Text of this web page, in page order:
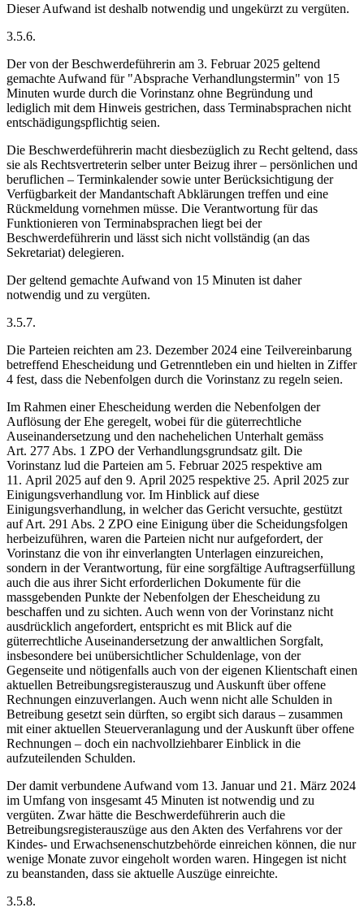
Dieser Aufwand ist deshalb notwendig und ungekürzt zu vergüten.
3.5.6.
Der von der Beschwerdeführerin am 3. Februar 2025 geltend
gemachte Aufwand für "Absprache Verhandlungstermin" von 15
Minuten wurde durch die Vorinstanz ohne Begründung und
lediglich mit dem Hinweis gestrichen, dass Terminabsprachen nicht
entschädigungspflichtig seien.
Die Beschwerdeführerin macht diesbezüglich zu Recht geltend, dass
sie als Rechtsvertreterin selber unter Beizug ihrer – persönlichen und
beruflichen – Terminkalender sowie unter Berücksichtigung der
Verfügbarkeit der Mandantschaft Abklärungen treffen und eine
Rückmeldung vornehmen müsse. Die Verantwortung für das
Funktionieren von Terminabsprachen liegt bei der
Beschwerdeführerin und lässt sich nicht vollständig (an das
Sekretariat) delegieren.
Der geltend gemachte Aufwand von 15 Minuten ist daher
notwendig und zu vergüten.
3.5.7.
Die Parteien reichten am 23. Dezember 2024 eine Teilvereinbarung
betreffend Ehescheidung und Getrenntleben ein und hielten in Ziffer
4 fest, dass die Nebenfolgen durch die Vorinstanz zu regeln seien.
Im Rahmen einer Ehescheidung werden die Nebenfolgen der
Auflösung der Ehe geregelt, wobei für die güterrechtliche
Auseinandersetzung und den nachehelichen Unterhalt gemäss
Art. 277 Abs. 1 ZPO der Verhandlungsgrundsatz gilt. Die
Vorinstanz lud die Parteien am 5. Februar 2025 respektive am
11. April 2025 auf den 9. April 2025 respektive 25. April 2025 zur
Einigungsverhandlung vor. Im Hinblick auf diese
Einigungsverhandlung, in welcher das Gericht versuchte, gestützt
auf Art. 291 Abs. 2 ZPO eine Einigung über die Scheidungsfolgen
herbeizuführen, waren die Parteien nicht nur aufgefordert, der
Vorinstanz die von ihr einverlangten Unterlagen einzureichen,
sondern in der Verantwortung, für eine sorgfältige Auftragserfüllung
auch die aus ihrer Sicht erforderlichen Dokumente für die
massgebenden Punkte der Nebenfolgen der Ehescheidung zu
beschaffen und zu sichten. Auch wenn von der Vorinstanz nicht
ausdrücklich angefordert, entspricht es mit Blick auf die
güterrechtliche Auseinandersetzung der anwaltlichen Sorgfalt,
insbesondere bei unübersichtlicher Schuldenlage, von der
Gegenseite und nötigenfalls auch von der eigenen Klientschaft einen
aktuellen Betreibungsregisterauszug und Auskunft über offene
Rechnungen einzuverlangen. Auch wenn nicht alle Schulden in
Betreibung gesetzt sein dürften, so ergibt sich daraus – zusammen
mit einer aktuellen Steuerveranlagung und der Auskunft über offene
Rechnungen – doch ein nachvollziehbarer Einblick in die
aufzuteilenden Schulden.
Der damit verbundene Aufwand vom 13. Januar und 21. März 2024
im Umfang von insgesamt 45 Minuten ist notwendig und zu
vergüten. Zwar hätte die Beschwerdeführerin auch die
Betreibungsregisterauszüge aus den Akten des Verfahrens vor der
Kindes- und Erwachsenenschutzbehörde einreichen können, die nur
wenige Monate zuvor eingeholt worden waren. Hingegen ist nicht
zu beanstanden, dass sie aktuelle Auszüge einreichte.
3.5.8.